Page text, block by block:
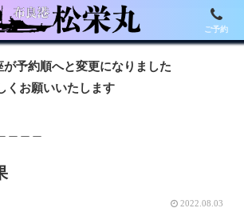
が予約順へと変更になりました
くお願いいたします
2022.08.03
ご予約